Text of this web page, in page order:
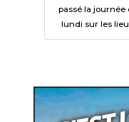
passé la journée
lundi sur les